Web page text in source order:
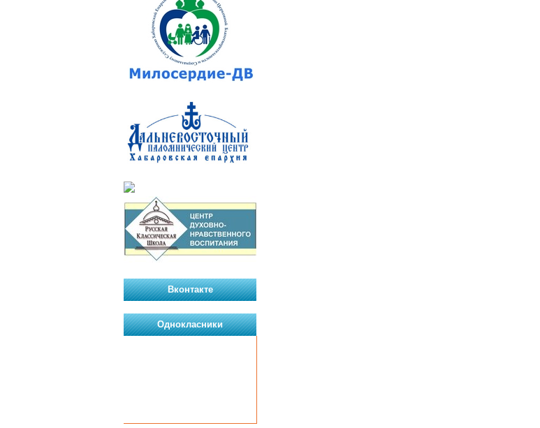
Вконтакте
Однокласники